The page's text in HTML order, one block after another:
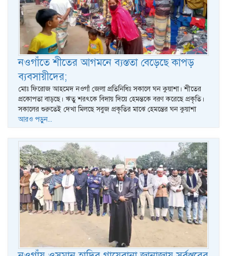
নওগাঁতে শীতের আগমনে ব্যস্ততা বেড়েছে কাপড়
ব্যবসায়ীদের;
মোঃ ফিরোজ আহমেদ নওগাঁ জেলা প্রতিনিধিঃ সকালে ঘন কুয়াশা। শীতের
প্রকোপতা বাড়ছে। ঋতু শরৎকে বিদায় দিয়ে হেমন্তকে বরণ করেছে প্রকৃতি।
সকালের শুরুতেই দেখা মিলছে সবুজ প্রকৃতির মাঝে হেমন্তের ঘন কুয়াশা
আরও পড়ুন...